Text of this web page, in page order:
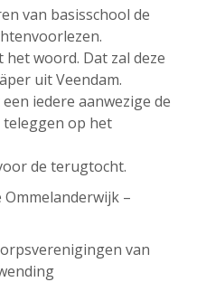
van basisschool de
woord. Dat zal deze
uit Veendam.
iedere aanwezige de
teleggen op het
de terugtocht.
–
van